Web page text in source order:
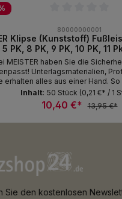
80000000001
Klipse (Kunststoff)
5 PK, 8 PK, 9 PK, 10 PK, 11
MEISTER haben Sie die
Unterlagsmaterialien,
erhalten alles aus einer Hand.
eine ganzheitliche
passt und vor allem lange und
Sie unser umfangreiches
Inhalt: 50 Stück (0,21 €* / 1
10,40 €* 13,95 €*
Sie den kostenlosen